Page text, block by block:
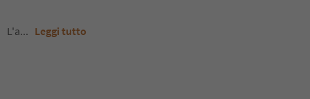
L'a... Leggi tutto